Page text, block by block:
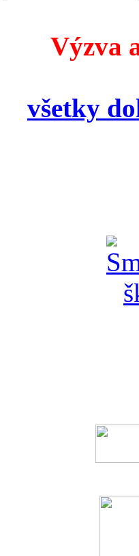
Výzva
všetky